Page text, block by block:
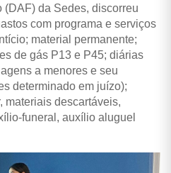
da Sedes, discorreu
com programa e serviços
material permanente;
de gás P13 e P45; diárias
a menores e seu
determinado em juízo);
materiais descartáveis,
funeral, auxílio aluguel